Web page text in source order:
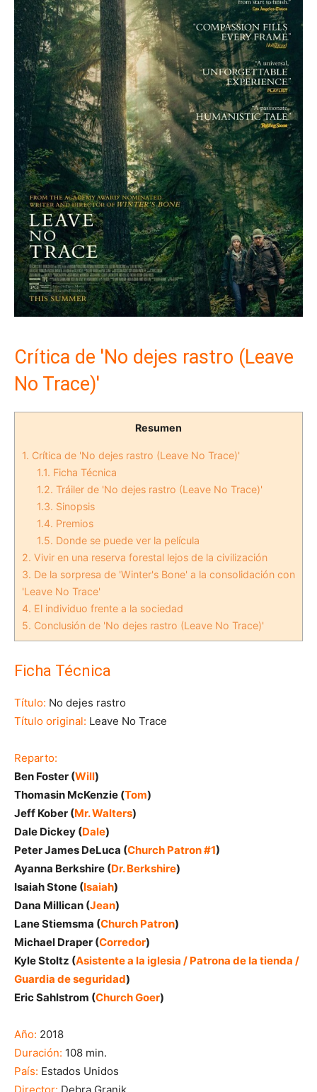
Crítica de 'No dejes rastro (Leave
No Trace)'
Resumen
1. Crítica de 'No dejes rastro (Leave No Trace)'
1.1. Ficha Técnica
1.2. Tráiler de 'No dejes rastro (Leave No Trace)'
1.3. Sinopsis
1.4. Premios
1.5. Donde se puede ver la película
2. Vivir en una reserva forestal lejos de la civilización
3. De la sorpresa de 'Winter's Bone' a la consolidación con
'Leave No Trace'
4. El individuo frente a la sociedad
5. Conclusión de 'No dejes rastro (Leave No Trace)'
Ficha Técnica
Título: No dejes rastro
Título original: Leave No Trace
Reparto:
Ben Foster (Will)
Thomasin McKenzie (Tom)
Jeff Kober (Mr. Walters)
Dale Dickey (Dale)
Peter James DeLuca (Church Patron #1)
Ayanna Berkshire (Dr. Berkshire)
Isaiah Stone (Isaiah)
Dana Millican (Jean)
Lane Stiemsma (Church Patron)
Michael Draper (Corredor)
Kyle Stoltz (Asistente a la iglesia / Patrona de la tienda /
Guardia de seguridad)
Eric Sahlstrom (Church Goer)
Año: 2018
Duración: 108 min.
País: Estados Unidos